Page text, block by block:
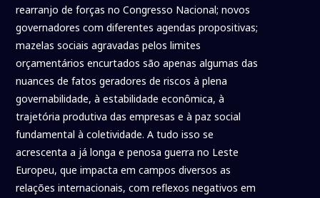
rearranjo de forças no Congresso Nacional; novos
governadores com diferentes agendas propositivas;
mazelas sociais agravadas pelos limites
orçamentários encurtados são apenas algumas das
nuances de fatos geradores de riscos à plena
governabilidade, à estabilidade econômica, à
trajetória produtiva das empresas e à paz social
fundamental à coletividade. A tudo isso se
acrescenta a já longa e penosa guerra no Leste
Europeu, que impacta em campos diversos as
relações internacionais, com reflexos negativos em